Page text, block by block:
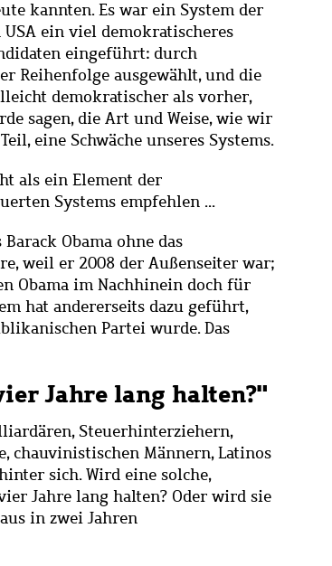
kannten. Es war ein System der
ein viel demokratischeres
eingeführt: durch
Reihenfolge ausgewählt, und die
demokratischer als vorher,
sagen, die Art und Weise, wie wir
eine Schwäche unseres Systems.
als ein Element der
Systems empfehlen ...
Obama ohne das
weil er 2008 der Außenseiter war;
Obama im Nachhinein doch für
hat andererseits dazu geführt,
Partei wurde. Das
Jahre lang halten?"
Steuerhinterziehern,
chauvinistischen Männern, Latinos
sich. Wird eine solche,
Jahre lang halten? Oder wird sie
in zwei Jahren